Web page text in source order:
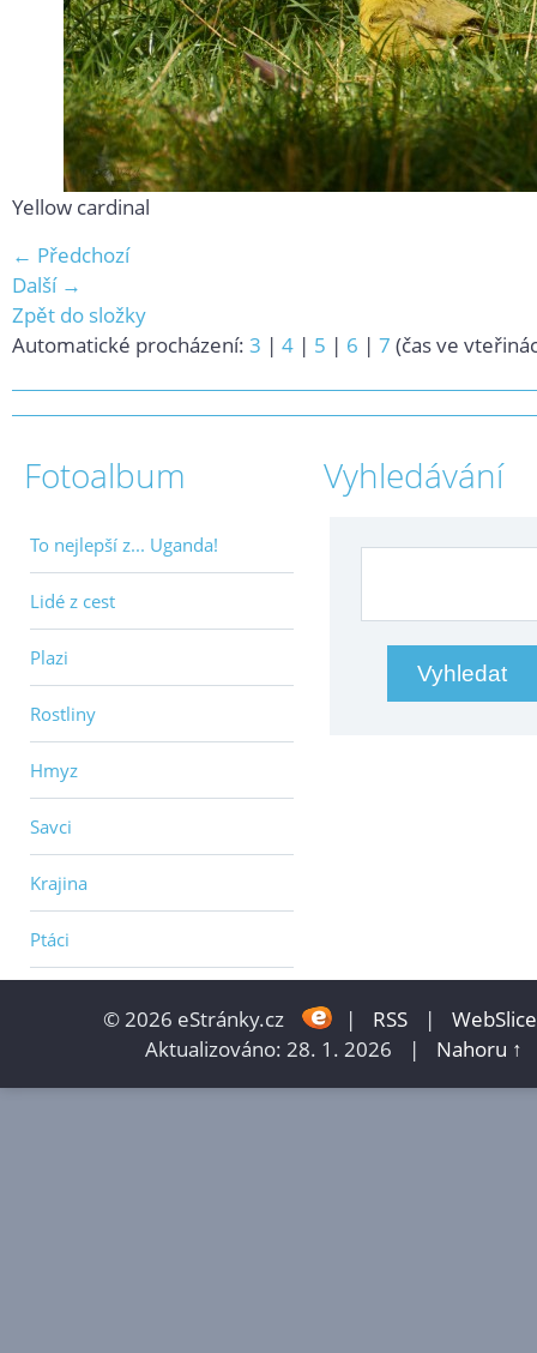
Yellow cardinal
← Předchozí
Další →
Zpět do složky
Automatické procházení: 3 | 4 | 5 | 6 | 7 (čas ve
Fotoalbum
To nejlepší z... Uganda!
Lidé z cest
Plazi
Rostliny
Hmyz
Savci
Krajina
Ptáci
Vyhledávání
© 2026 eStránky.cz | RSS |
WebSlice
Aktualizováno: 28. 1. 2026
| Nahoru ↑